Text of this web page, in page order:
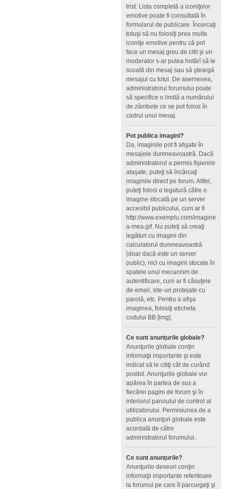
trist. Lista completă a iconiţelor
emotive poate fi consultată în
formularul de publicare. Încercaţi
totuşi să nu folosiţi prea multe
iconiţe emotive pentru că pot
face un mesaj greu de citit şi un
moderator s-ar putea hotărî să le
scoată din mesaj sau să şteargă
mesajul cu totul. De asemenea,
administratorul forumului poate
să specifice o limită a numărului
de zâmbete ce se pot folosi în
cadrul unui mesaj.
Pot publica imagini?
Da, imaginile pot fi afişate în
mesajele dumneavoastră. Dacă
administratorul a permis fişierele
ataşate, puteţi să încărcaţi
imaginile direct pe forum. Altfel,
puteţi folosi o legatură către o
imagine stocată pe un server
accesibil publicului, cum ar fi
http://www.exemplu.com/imagine
a-mea.gif. Nu puteţi să creaţi
legături cu imagini din
calculatorul dumneavoastră
(doar dacă este un server
public), nici cu imagini stocate în
spatele unui mecanism de
autentificare, cum ar fi căsuţele
de email, site-uri protejate cu
parolă, etc. Pentru a afişa
imaginea, folosiţi eticheta
codului BB [img].
Ce sunt anunţurile globale?
Anunţurile globale conţin
informaţii importante şi este
indicat să le citiţi cât de curând
posibil. Anunţurile globale vor
apărea în partea de sus a
fiecărei pagini de forum şi în
interiorul panoului de control al
utilizatorului. Permisiunea de a
publica anunţuri globale este
acordată de către
administratorul forumului.
Ce sunt anunţurile?
Anunţurile deseori conţin
informaţii importante referitoare
la forumul pe care îl parcurgeţi şi